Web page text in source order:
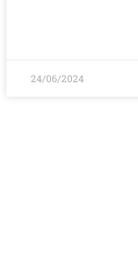
24/06/2024